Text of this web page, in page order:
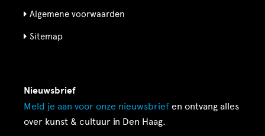
Algemene voorwaarden
Sitemap
Nieuwsbrief
Meld je aan voor onze nieuwsbrief en ontvang alles
over kunst & cultuur in Den Haag.